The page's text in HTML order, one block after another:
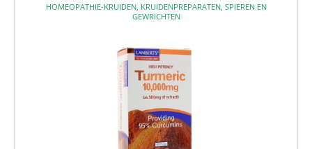
HOMEOPATHIE-KRUIDEN, KRUIDENPREPARATEN, SPIEREN EN
GEWRICHTEN